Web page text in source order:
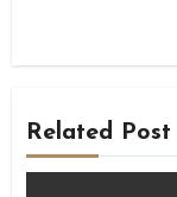
Related Post